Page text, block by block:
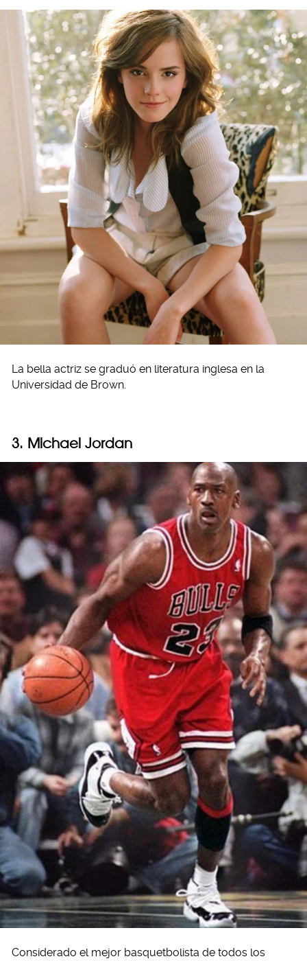
La bella actriz se graduó en literatura inglesa en la
Universidad de Brown.
3. Michael Jordan
Considerado el mejor basquetbolista de todos los